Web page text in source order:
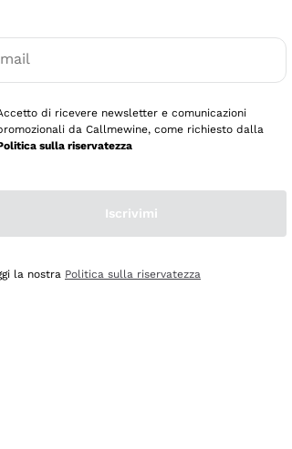
di ricevere newsletter e comunicazioni
da Callmewine, come richiesto dalla
sulla riservatezza
Iscrivimi
la nostra Politica sulla riservatezza